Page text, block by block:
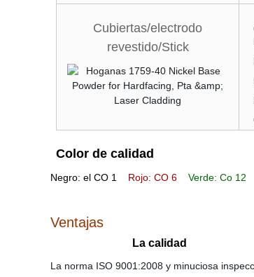
Cubiertas/electrodo
revestido/Stick
Color de calidad
Negro: el CO 1 Rojo: CO 6 Verde: Co 12
Ventajas
La calidad
La norma ISO 9001:2008 y minuciosa